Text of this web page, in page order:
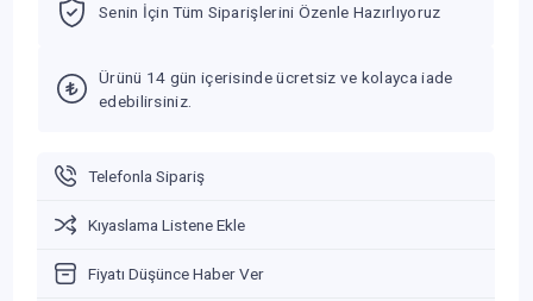
Senin İçin Tüm Siparişlerini Özenle Hazırlıyoruz
Ürünü 14 gün içerisinde ücretsiz ve kolayca iade
edebilirsiniz.
Telefonla Sipariş
Kıyaslama Listene Ekle
Fiyatı Düşünce Haber Ver